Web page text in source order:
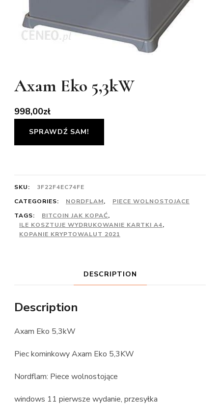
Axam Eko 5,3kW
998,00zł
SPRAWDŹ SAM!
SKU:
3F22F4EC74FE
CATEGORIES:
NORDFLAM,
PIECE WOLNOSTOJĄCE
TAGS:
BITCOIN JAK KOPAĆ,
ILE KOSZTUJE WYDRUKOWANIE KARTKI A4,
KOPANIE KRYPTOWALUT 2021
DESCRIPTION
Description
Axam Eko 5,3kW
Piec kominkowy Axam Eko 5,3KW
Nordflam: Piece wolnostojące
windows 11 pierwsze wydanie, przesyłka